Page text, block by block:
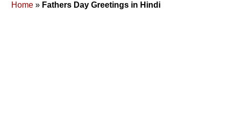
Home » Fathers Day Greetings in Hindi